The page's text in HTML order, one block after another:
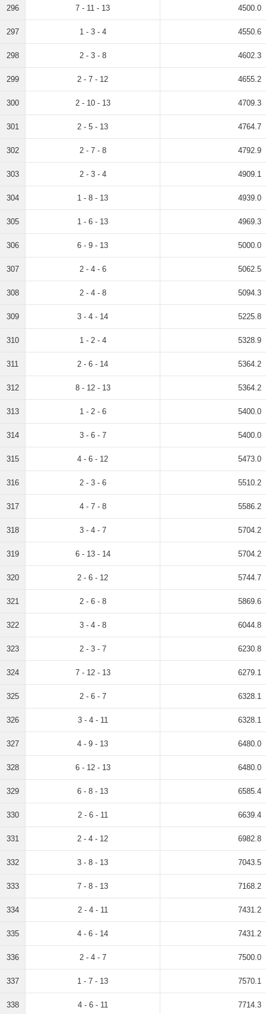
296 7 - 11 - 13 4500.0
297 1 - 3 - 4 4550.6
298 2 - 3 - 8 4602.3
299 2 - 7 - 12 4655.2
300 2 - 10 - 13 4709.3
301 2 - 5 - 13 4764.7
302 2 - 7 - 8 4792.9
303 2 - 3 - 4 4909.1
304 1 - 8 - 13 4939.0
305 1 - 6 - 13 4969.3
306 6 - 9 - 13 5000.0
307 2 - 4 - 6 5062.5
308 2 - 4 - 8 5094.3
309 3 - 4 - 14 5225.8
310 1 - 2 - 4 5328.9
311 2 - 6 - 14 5364.2
312 8 - 12 - 13 5364.2
313 1 - 2 - 6 5400.0
314 3 - 6 - 7 5400.0
315 4 - 6 - 12 5473.0
316 2 - 3 - 6 5510.2
317 4 - 7 - 8 5586.2
318 3 - 4 - 7 5704.2
319 6 - 13 - 14 5704.2
320 2 - 6 - 12 5744.7
321 2 - 6 - 8 5869.6
322 3 - 4 - 8 6044.8
323 2 - 3 - 7 6230.8
324 7 - 12 - 13 6279.1
325 2 - 6 - 7 6328.1
326 3 - 4 - 11 6328.1
327 4 - 9 - 13 6480.0
328 6 - 12 - 13 6480.0
329 6 - 8 - 13 6585.4
330 2 - 6 - 11 6639.4
331 2 - 4 - 12 6982.8
332 3 - 8 - 13 7043.5
333 7 - 8 - 13 7168.2
334 2 - 4 - 11 7431.2
335 4 - 6 - 14 7431.2
336 2 - 4 - 7 7500.0
337 1 - 7 - 13 7570.1
338 4 - 6 - 11 7714.3